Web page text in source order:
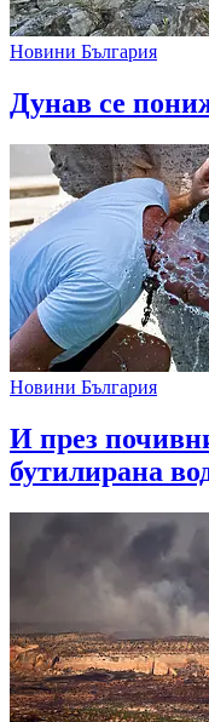
Новини България
Дунав се
Новини България
И през
бутилирана